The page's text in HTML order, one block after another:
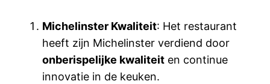
Michelinster Kwaliteit: Het restaurant
heeft zijn Michelinster verdiend door
onberispelijke kwaliteit en continue
innovatie in de keuken.